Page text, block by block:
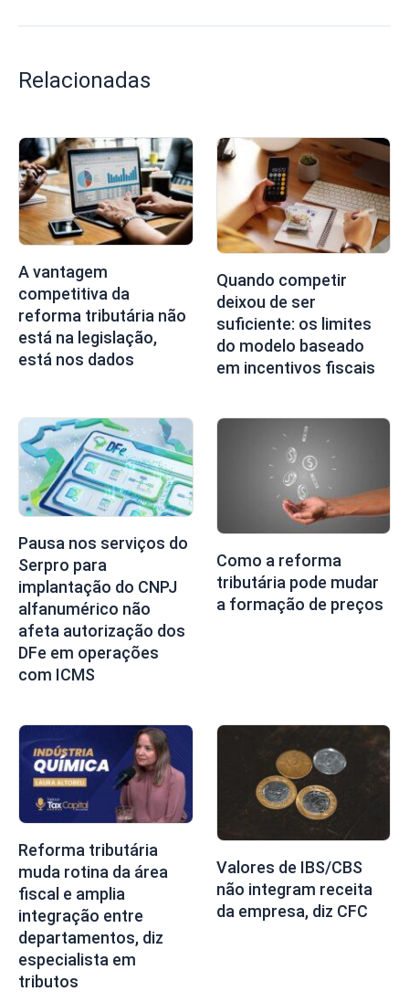
Relacionadas
A vantagem
competitiva da
reforma tributária não
está na legislação,
está nos dados
Quando competir
deixou de ser
suficiente: os limites
do modelo baseado
em incentivos fiscais
Pausa nos serviços do
Serpro para
implantação do CNPJ
alfanumérico não
afeta autorização dos
DFe em operações
com ICMS
Como a reforma
tributária pode mudar
a formação de preços
Reforma tributária
muda rotina da área
fiscal e amplia
integração entre
departamentos, diz
especialista em
tributos
Valores de IBS/CBS
não integram receita
da empresa, diz CFC